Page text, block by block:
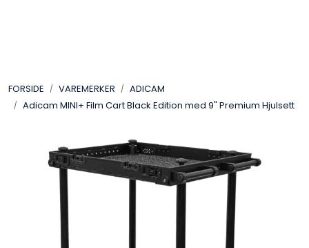
FORSIDE VAREMERKER
ADICAM
Adicam MINI+ Film Cart Black Edition med 9" Premium Hjulsett
LYD
TILBEHØR
VAREMERKER